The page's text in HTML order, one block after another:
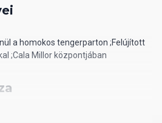
a homokos tengerparton ;Felújított
;Cala Millor központjában
a repülőtéri transzfereket, a